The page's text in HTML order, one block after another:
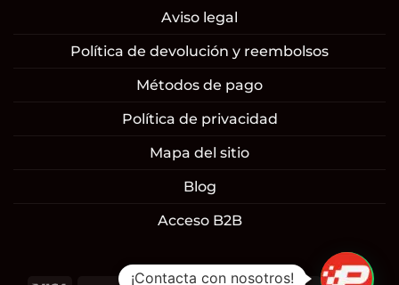
Aviso legal
Política de devolución y reembolsos
Métodos de pago
Política de privacidad
Mapa del sitio
Blog
Acceso B2B
¡Contacta con nosotros!
1